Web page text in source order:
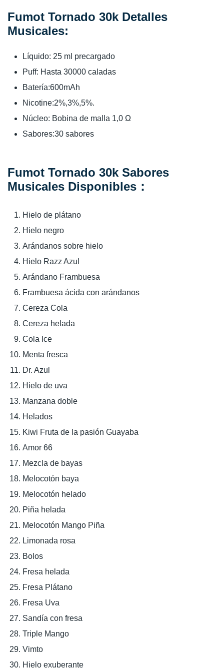
Fumot Tornado 30k Detalles
Musicales:
Líquido: 25 ml precargado
Puff: Hasta 30000 caladas
Batería:600mAh
Nicotine:2%,3%,5%.
Núcleo: Bobina de malla 1,0 Ω
Sabores:30 sabores
Fumot Tornado 30k Sabores
Musicales Disponibles：
Hielo de plátano
Hielo negro
Arándanos sobre hielo
Hielo Razz Azul
Arándano Frambuesa
Frambuesa ácida con arándanos
Cereza Cola
Cereza helada
Cola Ice
Menta fresca
Dr. Azul
Hielo de uva
Manzana doble
Helados
Kiwi Fruta de la pasión Guayaba
Amor 66
Mezcla de bayas
Melocotón baya
Melocotón helado
Piña helada
Melocotón Mango Piña
Limonada rosa
Bolos
Fresa helada
Fresa Plátano
Fresa Uva
Sandía con fresa
Triple Mango
Vimto
Hielo exuberante